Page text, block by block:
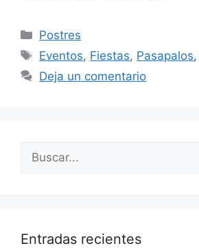
Postres
Eventos, Fiestas, Pasapalos,
Deja un comentario
Entradas recientes